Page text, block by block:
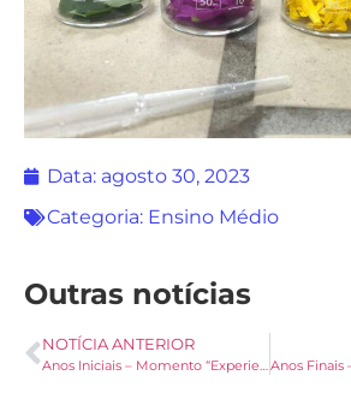
Data: agosto 30, 2023
Categoria: Ensino Médio
Outras notícias
NOTÍCIA ANTERIOR
Anos Iniciais – Momento “Experienciando”